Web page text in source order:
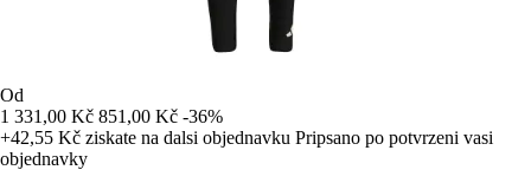
Od
1 331,00 Kč 851,00 Kč -36%
+42,55 Kč ziskate na dalsi objednavku Pripsano po potvrzeni vasi
objednavky